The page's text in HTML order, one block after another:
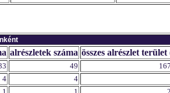
alrészletek száma összes alrészlet terület
49
4 4